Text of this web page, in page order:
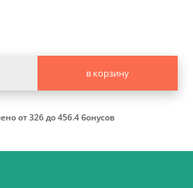
в корзину
от 326 до 456.4 бонусов